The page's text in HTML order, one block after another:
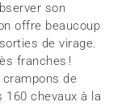
son
offre beaucoup
de virage.
franches !
crampons de
chevaux à la